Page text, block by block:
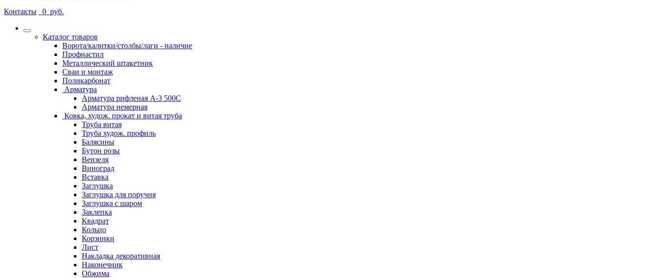
Контакты
0 руб.
Каталог товаров
Ворота/калитки/столбы/лаги - наличие
Профнастил
Металлический штакетник
Сваи и монтаж
Поликарбонат
Арматура
Арматура рифленая А-3 500С
Арматура немерная
Ковка, худож. прокат и витая труба
Труба витая
Труба худож. профиль
Балясины
Бутон розы
Вензеля
Виноград
Вставка
Заглушка
Заглушка для поручня
Заглушка с шаром
Заклепка
Квадрат
Кольцо
Корзинки
Лист
Накладка декоративная
Наконечник
Обжима